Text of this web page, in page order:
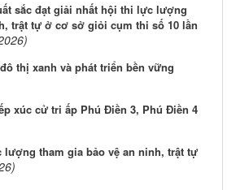
sắc đạt giải nhất hội thi lực lượng
trật tự ở cơ sở giỏi cụm thi số 10 lần
thị xanh và phát triển bền vững
xúc cử tri ấp Phú Điền 3, Phú Điền 4
lượng tham gia bảo vệ an ninh, trật tự